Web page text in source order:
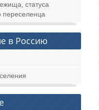
статуса
переселенца
в Россию